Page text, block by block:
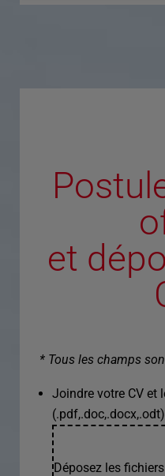
et
* Tous les champs
Joindre votre CV et
(.pdf,.doc,.docx,.odt)
Déposez les